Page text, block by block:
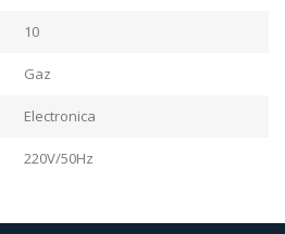
10
Gaz
Electronica
220V/50Hz